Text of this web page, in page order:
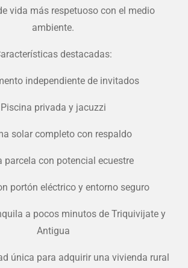
vida más respetuoso con el medio
ambiente.
destacadas:
independiente de invitados
Piscina privada y jacuzzi
solar completo con respaldo
parcela con potencial ecuestre
portón eléctrico y entorno seguro
a pocos minutos de Triquivijate y
Antigua
única para adquirir una vivienda rural